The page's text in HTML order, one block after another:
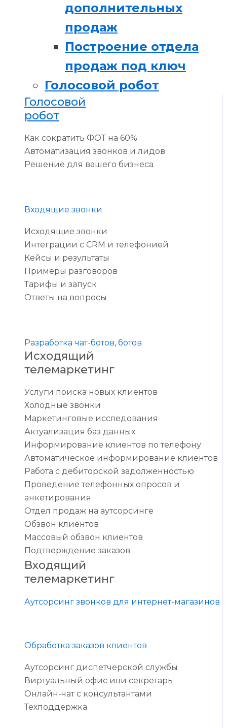
дополнительных
продаж
Построение отдела
продаж под ключ
Голосовой робот
Голосовой
робот
Как сократить ФОТ на 60%
Автоматизация звонков и лидов
Решение для вашего бизнеса
Входящие звонки
Исходящие звонки
Интеграции с CRM и телефонией
Кейсы и результаты
Примеры разговоров
Тарифы и запуск
Ответы на вопросы
Разработка чат-ботов, ботов
Исходящий
телемаркетинг
Услуги поиска новых клиентов
Холодные звонки
Маркетинговые исследования
Актуализация баз данных
Информирование клиентов по телефону
Автоматическое информирование клиентов
Работа с дебиторской задолженностью
Проведение телефонных опросов и
анкетирования
Отдел продаж на аутсорсинге
Обзвон клиентов
Массовый обзвон клиентов
Подтверждение заказов
Входящий
телемаркетинг
Аутсорсинг звонков для интернет-магазинов
Обработка заказов клиентов
Аутсорсинг диспетчерской службы
Виртуальный офис или секретарь
Онлайн-чат с консультантами
Техподдержка